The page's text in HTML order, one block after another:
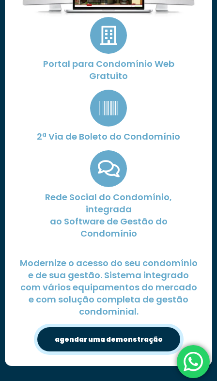
Portal para Condomínio Web
Gratuito
2ª Via de Boleto do Condomínio
Rede Social do Condomínio,
integrada
ao Software de Gestão do
Condomínio
Modernize o acesso do seu condomínio
e de sua gestão. Sistema integrado
com vários equipamentos do mercado
e com solução completa de gestão
condominial.
agendar uma demonstração